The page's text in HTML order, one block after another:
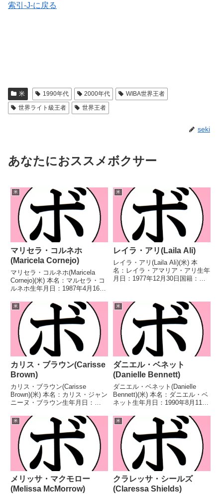
索引-J-に戻る
米 1990年代 2000年代
WIBA世界王者
世界ライト級王者
世界王者
seki
あなたにおススメボクサー
米
マリセラ・コルネホ
(Maricela Cornejo)
マリセラ・コルネホ(Maricela
Cornejo)(米) 本名：マルセラ・コ
ルネホ生年月日：1987年4月16日
敗 【獲得タイトル】WBCインタ
ーナショナル女子スーパーミドル
級王座 【戦歴】2012...
米
レイラ・アリ(Laila Ali)
レイラ・アリ(Laila Ali)(米) 本
名：レイラ・アマリア・アリ生年
月日：1977年12月30日国籍：米
ドル級王座IWBF世界女子スーパ
ーミドル級王座IWBF世界...
米
カリス・ブラウン(Carisse
Brown)
カリス・ブラウン(Carisse
Brown)(米) 本名：カリス・ジャン
ニーヌ・ブラウン生年月日：
戦10勝(6KO)6敗 【獲得タイト
ル】なし 【戦歴】2020/10/17
●4R判定 0-3(35-...
米
ダニエル・ベネット
(Danielle Bennett)
ダニエル・ベネット(Danielle
Bennett)(米) 本名：ダニエル・ベ
ネット生年月日：1990年8月11日
敗 【獲得タイトル】NABF北米女
子スーパーバンタム級王座 【戦
歴】2019/10/26...
米
メリッサ・マクモロー
(Melissa McMorrow)
米
クラレッサ・シールズ
(Claressa Shields)